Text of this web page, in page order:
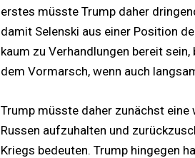
erstes müsste Trump daher
damit Selenski aus einer Position
kaum zu Verhandlungen bereit
dem Vormarsch, wenn auch
Trump müsste daher zunächst
Russen aufzuhalten und
Kriegs bedeuten. Trump hingegen